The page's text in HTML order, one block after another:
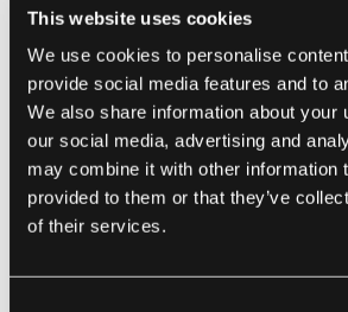
This website uses cookies
We use cookies to personalise
provide social media features and to
We also share information about your
our social media, advertising and
may combine it with other information
provided to them or that they’ve
of their services.
zdolność do automatyzacji zadań
administracyjnych i usprawnienia
pracy.
Może to obejmować funkcje
wizyt, weryfikacja ubezpieczeń i
roszczeń, które pomagają w